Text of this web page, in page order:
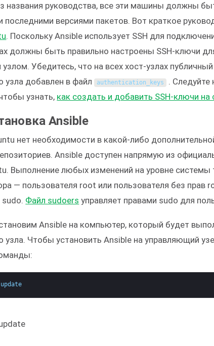
названия руководства, все эти машины должны
последними версиями пакетов. Вот краткое
. Поскольку Ansible использует SSH для
должны быть правильно настроены SSH-ключи
Убедитесь, что на всех хост-узлах
узла добавлен в файл authentication_keys . Следуйте
узнать, как создать и добавить SSH-ключи на
Ansible
нет необходимости в какой-либо
Ansible доступен напрямую из
Выполнение любых изменений на уровне системы
— пользователя root или пользователя без прав
Файл sudoers управляет правами sudo для
Ansible на компьютер, который будет
узла. Чтобы установить Ansible на управляющий
update